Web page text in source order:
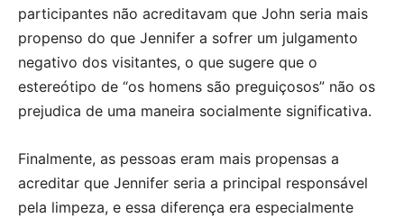
participantes não acreditavam que John seria mais
propenso do que Jennifer a sofrer um julgamento
negativo dos visitantes, o que sugere que o
estereótipo de “os homens são preguiçosos” não os
prejudica de uma maneira socialmente significativa.
Finalmente, as pessoas eram mais propensas a
acreditar que Jennifer seria a principal responsável
pela limpeza, e essa diferença era especialmente